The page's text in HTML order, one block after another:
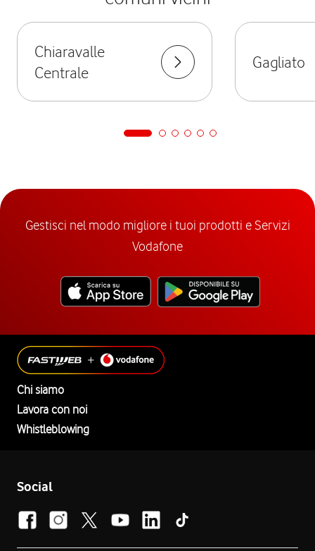
Chiaravalle
Centrale
Gagliato
Gestisci nel modo migliore i tuoi prodotti e Servizi
Vodafone
Chi siamo
Lavora con noi
Whistleblowing
Social